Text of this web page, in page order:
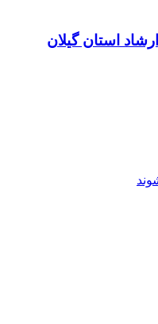
استان گیلان